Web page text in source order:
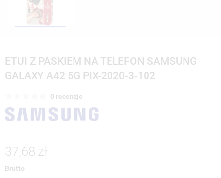
ETUI Z PASKIEM NA TELEFON SAMSUNG
GALAXY A42 5G PIX-2020-3-102
0 recenzje
37,68 zł
Brutto